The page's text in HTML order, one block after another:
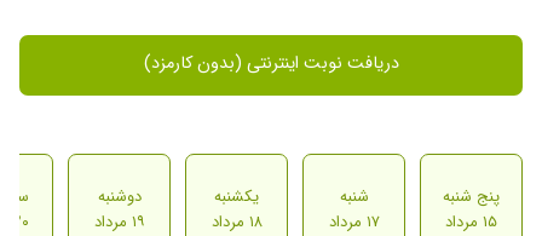
دریافت نوبت اینترنتی (بدون کارمزد)
پنج شنبه
۱۵ مرداد
شنبه
۱۷ مرداد
یکشنبه
۱۸ مرداد
دوشنبه
۱۹ مرداد
سه
۲۰ مرداد